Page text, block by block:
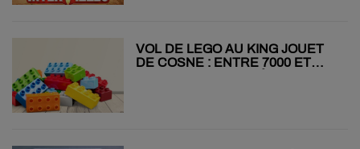
VOL DE LEGO AU KING JOUET
DE COSNE : ENTRE 7000 ET